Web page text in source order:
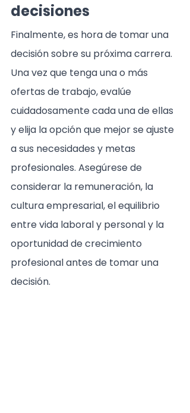
decisiones
Finalmente, es hora de tomar una
decisión sobre su próxima carrera.
Una vez que tenga una o más
ofertas de trabajo, evalúe
cuidadosamente cada una de ellas
y elija la opción que mejor se ajuste
a sus necesidades y metas
profesionales. Asegúrese de
considerar la remuneración, la
cultura empresarial, el equilibrio
entre vida laboral y personal y la
oportunidad de crecimiento
profesional antes de tomar una
decisión.